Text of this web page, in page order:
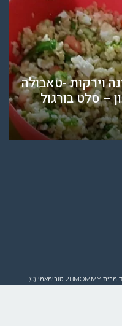
וירקות -טאבולה
– סלט בורגול